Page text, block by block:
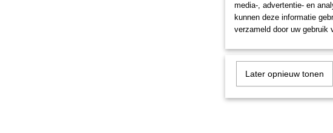
De
Moffen
borden.
media-, advertentie- en
kunnen deze informatie
verzameld door uw gebruik
Later opnieuw tonen